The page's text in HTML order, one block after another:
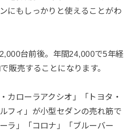
にもしっかりと使えることがわ
台前後。年間24,000で5年経
販売することになります。
カローラアクシオ」「トヨタ・
フィ」が小型セダンの売れ筋で
ラ」「コロナ」「ブルーバー